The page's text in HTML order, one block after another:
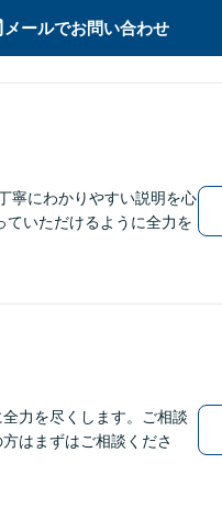
メールでお問い合わせ
寧にわかりやすい説明を心
いただけるように全力を
力を尽くします。ご相談
はまずはご相談くださ